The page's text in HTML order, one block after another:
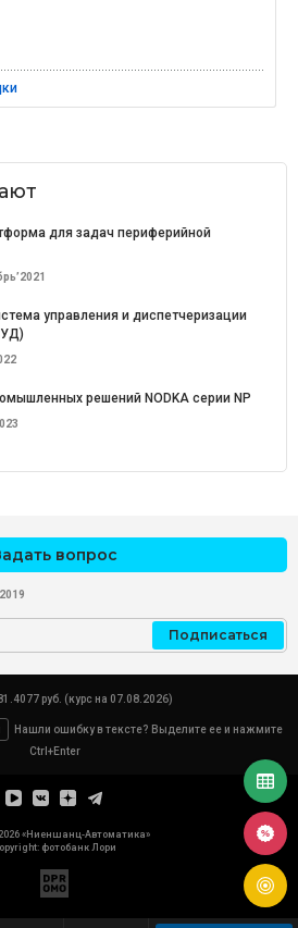
для задач периферийной
управления и диспетчеризации
решений NODKA серии NP
вопрос
Подписаться
руб. (курс на 07.08.2026)
Нашли ошибку в тексте? Выделите ее и нажмите
Ctrl+Enter
«Ниеншанц-Автоматика»
фотобанк Лори